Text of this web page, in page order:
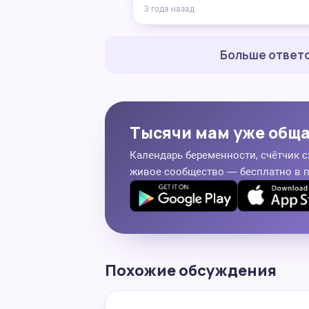
3 года назад
Больше
Тысячи мам уже
Календарь беременности, счётчик
живое сообщество — бесплатно в
Похожие обсуждения